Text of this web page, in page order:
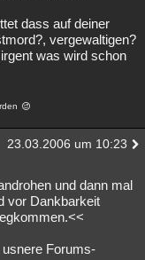
dass auf deiner
vergewaltigen?
was wird schon
23.03.2006 um 10:23
und dann mal
vor Dankbarkeit
Forums-